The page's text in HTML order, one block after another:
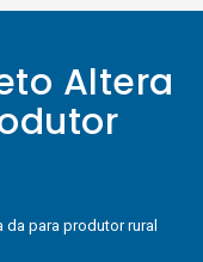
Altera
da para produtor rural